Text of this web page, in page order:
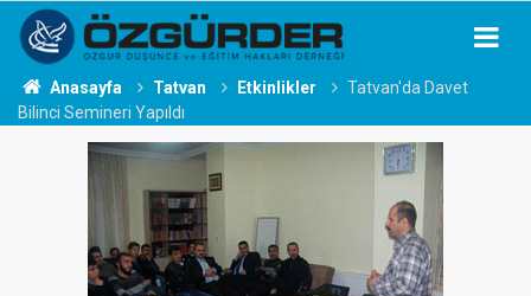
Anasayfa Tatvan Etkinlikler
Tatvan'da Davet
Bilinci Semineri Yapıldı